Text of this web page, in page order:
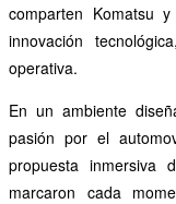
comparten Komatsu
innovación
operativa.
En un ambiente
pasión por el
propuesta inmersiva
marcaron cada